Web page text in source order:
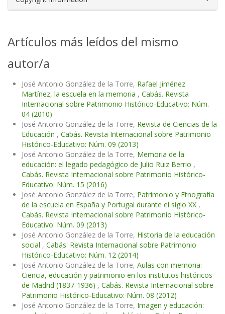
Artículos más leídos del mismo
autor/a
José Antonio González de la Torre, Rafael Jiménez
Martínez, la escuela en la memoria , Cabás. Revista
Internacional sobre Patrimonio Histórico-Educativo: Núm.
04 (2010)
José Antonio González de la Torre, Revista de Ciencias de la
Educación , Cabás. Revista Internacional sobre Patrimonio
Histórico-Educativo: Núm. 09 (2013)
José Antonio González de la Torre, Memoria de la
educación: el legado pedagógico de Julio Ruiz Berrio ,
Cabás. Revista Internacional sobre Patrimonio Histórico-
Educativo: Núm. 15 (2016)
José Antonio González de la Torre, Patrimonio y Etnografía
de la escuela en España y Portugal durante el siglo XX ,
Cabás. Revista Internacional sobre Patrimonio Histórico-
Educativo: Núm. 09 (2013)
José Antonio González de la Torre, Historia de la educación
social , Cabás. Revista Internacional sobre Patrimonio
Histórico-Educativo: Núm. 12 (2014)
José Antonio González de la Torre, Aulas con memoria:
Ciencia, educación y patrimonio en los institutos históricos
de Madrid (1837-1936) , Cabás. Revista Internacional sobre
Patrimonio Histórico-Educativo: Núm. 08 (2012)
José Antonio González de la Torre, Imagen y educación: